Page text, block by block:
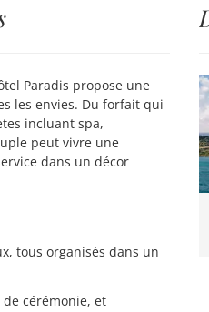
Paradis propose une
les envies. Du forfait qui
incluant spa,
peut vivre une
dans un décor
tous organisés dans un
cérémonie, et